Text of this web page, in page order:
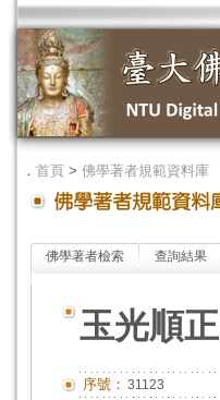
． 首頁 > 佛學著者規範資料庫
佛學著者檢索 查詢結果
玉光順正
序號： 31123